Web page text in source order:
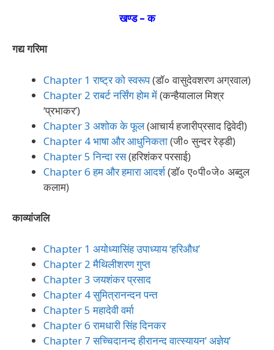
खण्ड – क
गद्य गरिमा
Chapter 1 राष्ट्र को स्वरूप(डॉ० वासुदेवशरण अग्रवाल)
Chapter 2 राबर्ट नर्सिंग होम में(कन्हैयालाल मिश्र
‘प्रभाकर’)
Chapter 3 अशोक के फूल(आचार्य हजारीप्रसाद द्विवेदी)
Chapter 4 भाषा और आधुनिकता(जी० सुन्दर रेड्डी)
Chapter 5 निन्दा रस(हरिशंकर परसाई)
Chapter 6 हम और हमारा आदर्श(डॉ० ए०पी०जे० अब्दुल
कलाम)
काव्यांजलि
Chapter 1 अयोध्यासिंह उपाध्याय ‘हरिऔध’
Chapter 2 मैथिलीशरण गुप्त
Chapter 3 जयशंकर प्रसाद
Chapter 4 सुमित्रानन्दन पन्त
Chapter 5 महादेवी वर्मा
Chapter 6 रामधारी सिंह दिनकर
Chapter 7 सच्चिदानन्द हीरानन्द वात्स्यायन’ अज्ञेय’